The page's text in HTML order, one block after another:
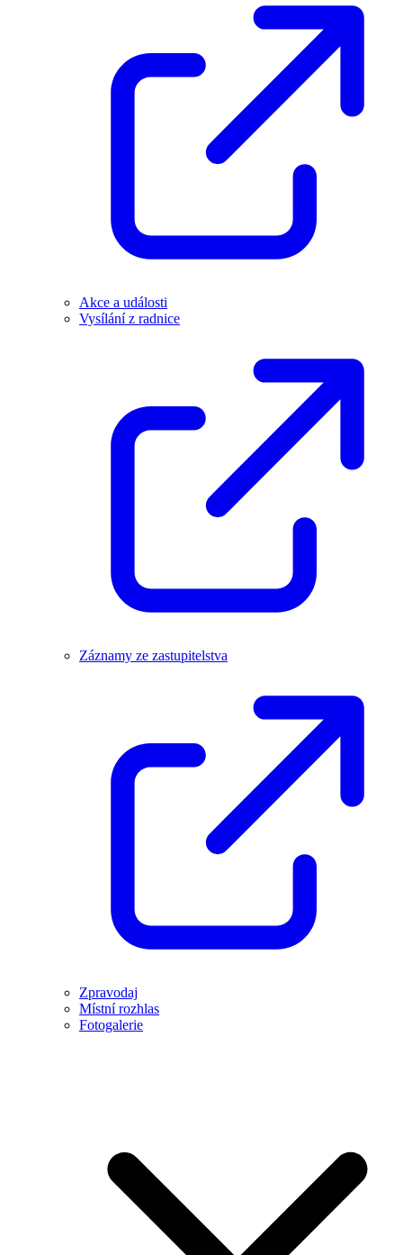
Akce a události
Vysílání z radnice
Záznamy ze zastupitelstva
Zpravodaj
Místní rozhlas
Fotogalerie